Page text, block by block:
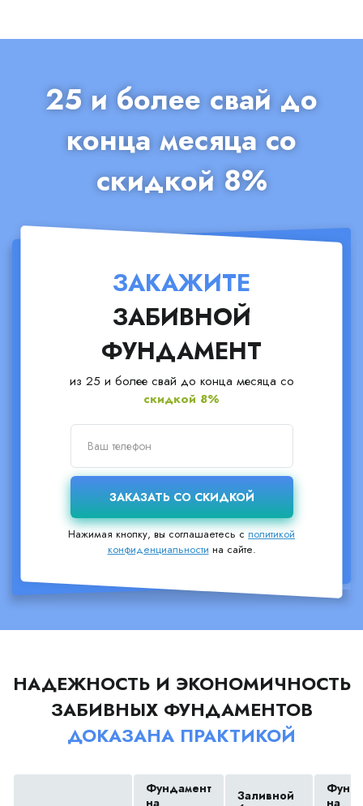
25 и более свай до
конца месяца со
скидкой 8%
ЗАКАЖИТЕ
ЗАБИВНОЙ
ФУНДАМЕНТ
из 25 и более свай до конца месяца со
скидкой 8%
Нажимая кнопку, вы соглашаетесь сполитикой
конфиденциальности на сайте.
НАДЕЖНОСТЬ И ЭКОНОМИЧНОСТЬ
ЗАБИВНЫХ ФУНДАМЕНТОВ
ДОКАЗАНА ПРАКТИКОЙ
Фундамент
на
Заливной
на